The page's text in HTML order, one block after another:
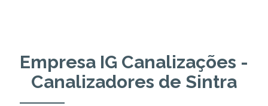
Empresa IG Canalizações -
Canalizadores de Sintra